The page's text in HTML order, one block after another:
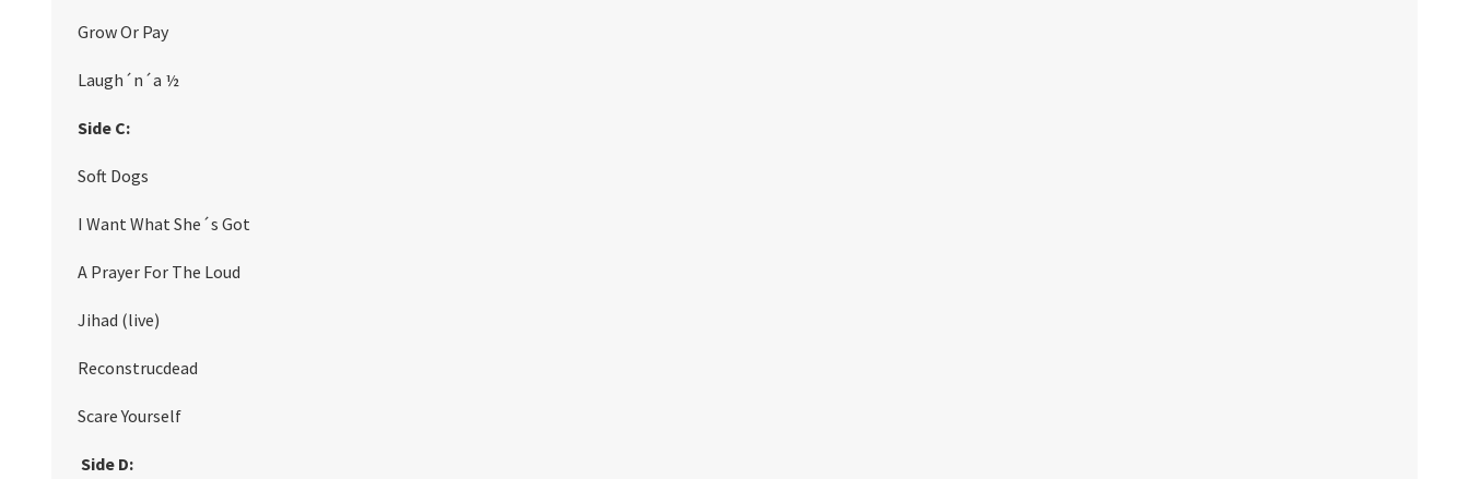
Grow Or Pay
Laugh´n´a ½
Side C:
Soft Dogs
I Want What She´s Got
A Prayer For The Loud
Jihad (live)
Reconstrucdead
Scare Yourself
Side D: